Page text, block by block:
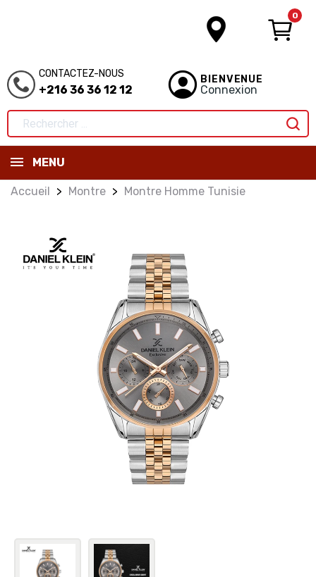
0
CONTACTEZ-NOUS
+216 36 36 12 12
BIENVENUE
Connexion
MENU
Accueil Montre Montre Homme Tunisie